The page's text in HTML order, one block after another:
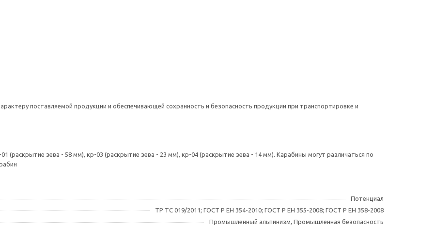
менее 15 кН
есть
до +50°С
лет
есть
поставляемой продукции и обеспечивающей сохранность и безопасность продукции при транспортировке и
(раскрытие зева - 58 мм), кр-03 (раскрытие зева - 23 мм), кр-04 (раскрытие зева - 14 мм). Карабины могут различаться по
Потенциал
ТР ТС 019/2011; ГОСТ Р ЕН 354-2010; ГОСТ Р ЕН 355-2008; ГОСТ Р ЕН 358-2008
Промышленный альпинизм, Промышленная безопасность